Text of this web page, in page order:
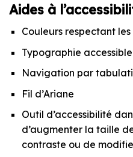
Aides à
Couleurs respectant
Typographie accessible
Navigation par
Fil d’Ariane
Outil d’accessibilité
d’augmenter la taille
contraste ou de